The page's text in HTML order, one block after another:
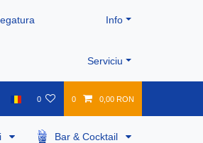
Info
Serviciu
0 0 0,00 RON
Bar & Cocktail